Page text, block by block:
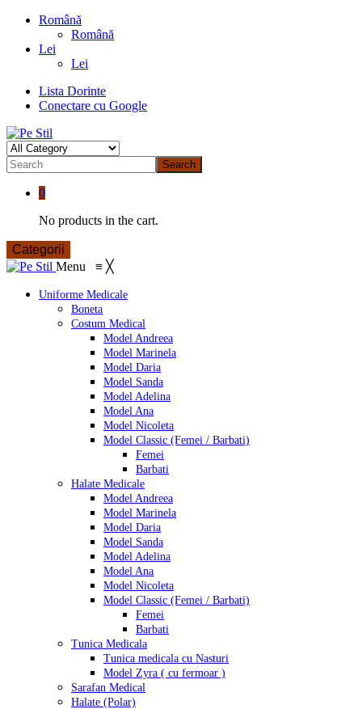
Română
Română
Lei
Lei
Lista Dorinte
Conectare cu Google
Search
0
No products in the cart.
Categorii
Menu ≡ ╳
Uniforme Medicale
Boneta
Costum Medical
Model Andreea
Model Marinela
Model Daria
Model Sanda
Model Adelina
Model Ana
Model Nicoleta
Model Classic (Femei / Barbati)
Femei
Barbati
Halate Medicale
Model Andreea
Model Marinela
Model Daria
Model Sanda
Model Adelina
Model Ana
Model Nicoleta
Model Classic (Femei / Barbati)
Femei
Barbati
Tunica Medicala
Tunica medicala cu Nasturi
Model Zyra ( cu fermoar )
Sarafan Medical
Halate (Polar)